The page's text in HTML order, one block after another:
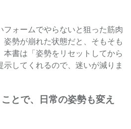
フォームでやらないと狙った筋肉
勢が崩れた状態だと、そもそも
書は「姿勢をリセットしてから
してくれるので、迷いが減りま
とで、日常の姿勢も変え